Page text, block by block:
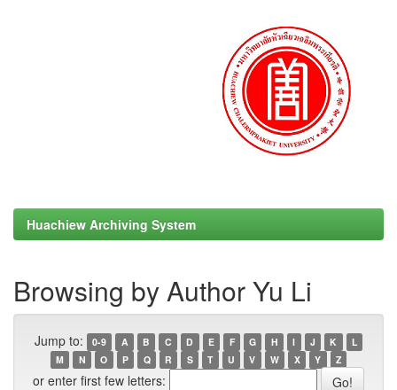
Huachiew Archiving System
Browsing by Author Yu Li
Jump to: 0-9 A B C D E F G H I J K
L
M
N O P Q R S T U V W X Y Z
or enter first few letters: